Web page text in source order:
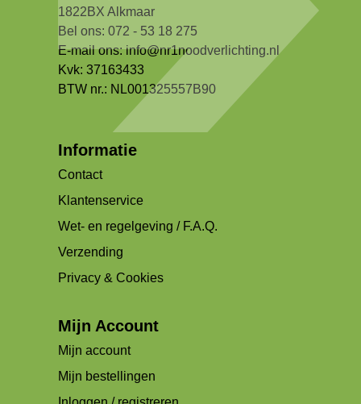
1822BX Alkmaar
Bel ons: 072 - 53 18 275
E-mail ons:info@nr1noodverlichting.nl
Kvk: 37163433
BTW nr.: NL001325557B90
Informatie
Contact
Klantenservice
Wet- en regelgeving / F.A.Q.
Verzending
Privacy & Cookies
Mijn Account
Mijn account
Mijn bestellingen